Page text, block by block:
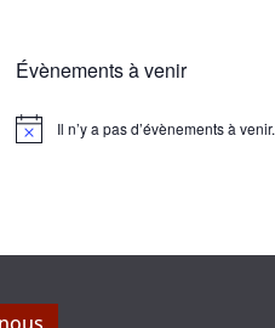
Évènements à venir
N
Il n’y a pas d’évènements à venir.